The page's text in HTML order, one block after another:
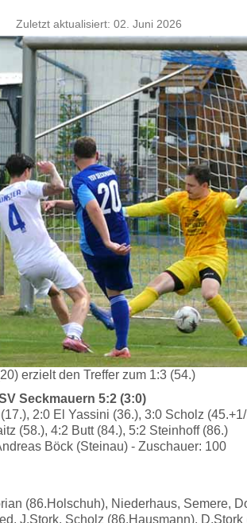
Zuletzt aktualisiert: 02. Juni 2026
erzielt den Treffer zum 1:3 (54.)
Seckmauern 5:2 (3:0)
2:0 El Yassini (36.), 3:0 Scholz
(58.), 4:2 Butt (84.), 5:2 Steinhoff (86.)
Böck (Steinau) - Zuschauer: 100
(86.Holschuh), Niederhaus, Semere,
J.Stork, Scholz (86.Hausmann),